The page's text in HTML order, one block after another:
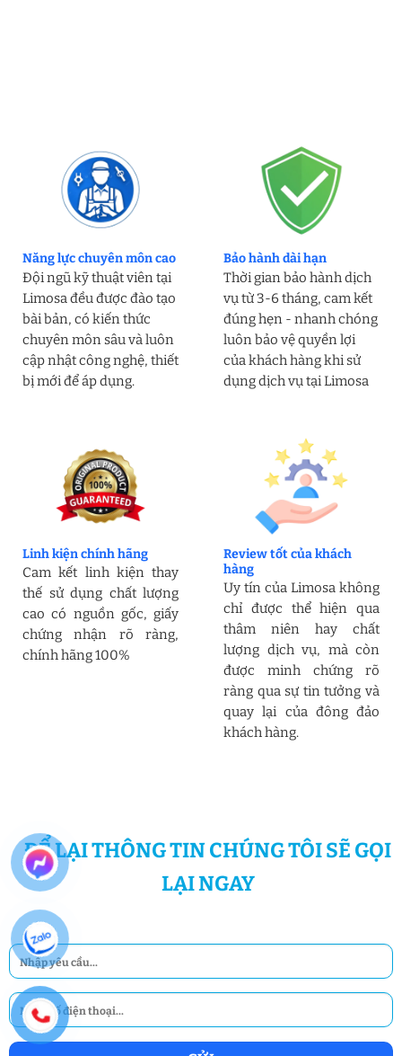
Năng lực chuyên môn cao
Đội ngũ kỹ thuật viên tại
Limosa đều được đào tạo
bài bản, có kiến thức
chuyên môn sâu và luôn
cập nhật công nghệ, thiết
bị mới để áp dụng.
Bảo hành dài hạn
Thời gian bảo hành dịch
vụ từ 3-6 tháng, cam kết
đúng hẹn - nhanh chóng
luôn bảo vệ quyền lợi
của khách hàng khi sử
dụng dịch vụ tại Limosa
Linh kiện chính hãng
Cam kết linh kiện thay
thế sử dụng chất lượng
cao có nguồn gốc, giấy
chứng nhận rõ ràng,
chính hãng 100%
Review tốt của khách
hàng
Uy tín của Limosa không
chỉ được thể hiện qua
thâm niên hay chất
lượng dịch vụ, mà còn
được minh chứng rõ
ràng qua sự tin tưởng và
quay lại của đông đảo
khách hàng.
ĐỂ LẠI THÔNG TIN CHÚNG TÔI SẼ GỌI
LẠI NGAY